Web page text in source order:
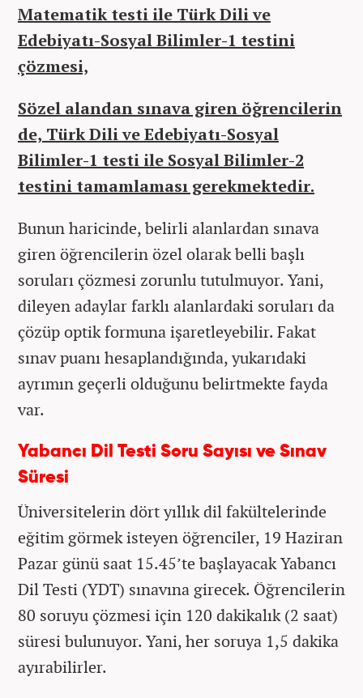
Matematik testi ile Türk Dili ve
Edebiyatı-Sosyal Bilimler-1 testini
çözmesi,
Sözel alandan sınava giren öğrencilerin
de, Türk Dili ve Edebiyatı-Sosyal
Bilimler-1 testi ile Sosyal Bilimler-2
testini tamamlaması gerekmektedir.
Bunun haricinde, belirli alanlardan sınava
giren öğrencilerin özel olarak belli başlı
soruları çözmesi zorunlu tutulmuyor. Yani,
dileyen adaylar farklı alanlardaki soruları da
çözüp optik formuna işaretleyebilir. Fakat
sınav puanı hesaplandığında, yukarıdaki
ayrımın geçerli olduğunu belirtmekte fayda
var.
Yabancı Dil Testi Soru Sayısı ve Sınav
Süresi
Üniversitelerin dört yıllık dil fakültelerinde
eğitim görmek isteyen öğrenciler, 19 Haziran
Pazar günü saat 15.45’te başlayacak Yabancı
Dil Testi (YDT) sınavına girecek. Öğrencilerin
80 soruyu çözmesi için 120 dakikalık (2 saat)
süresi bulunuyor. Yani, her soruya 1,5 dakika
ayırabilirler.